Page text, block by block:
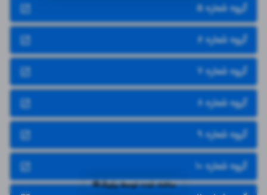
گروه شماره ۵
گروه شماره ۶
گروه شماره ۷
گروه شماره ۸
گروه شماره ۹
گروه شماره ۱۰
ساخته شده توسط